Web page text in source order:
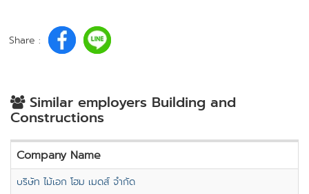
Share :
Similar employers Building and
Constructions
Company Name
บริษัท ไม้เอก โฮม เมดส์ จำกัด